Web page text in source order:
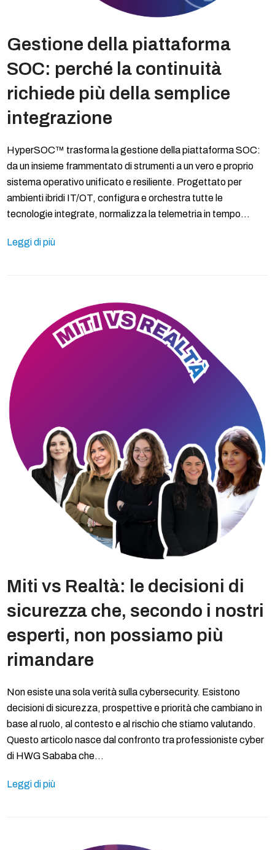
Gestione della piattaforma
SOC: perché la continuità
richiede più della semplice
integrazione
HyperSOC™ trasforma la gestione della piattaforma SOC:
da un insieme frammentato di strumenti a un vero e proprio
sistema operativo unificato e resiliente. Progettato per
ambienti ibridi IT/OT, configura e orchestra tutte le
tecnologie integrate, normalizza la telemetria in tempo…
Leggi di più
Miti vs Realtà: le decisioni di
sicurezza che, secondo i nostri
esperti, non possiamo più
rimandare
Non esiste una sola verità sulla cybersecurity. Esistono
decisioni di sicurezza, prospettive e priorità che cambiano in
base al ruolo, al contesto e al rischio che stiamo valutando.
Questo articolo nasce dal confronto tra professioniste cyber
di HWG Sababa che…
Leggi di più